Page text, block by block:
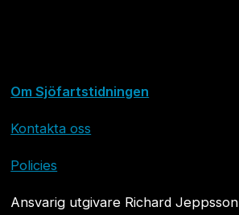
Om Sjöfartstidningen
Kontakta oss
Policies
Ansvarig utgivare Richard Jeppsson